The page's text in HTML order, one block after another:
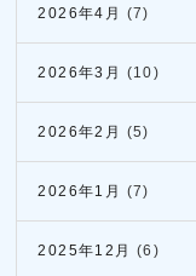
2026年4月 (7)
2026年3月 (10)
2026年2月 (5)
2026年1月 (7)
2025年12月 (6)